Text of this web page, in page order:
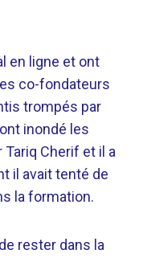
en ligne et ont
co-fondateurs
trompés par
inondé les
Cherif et il a
il avait tenté de
la formation.
rester dans la